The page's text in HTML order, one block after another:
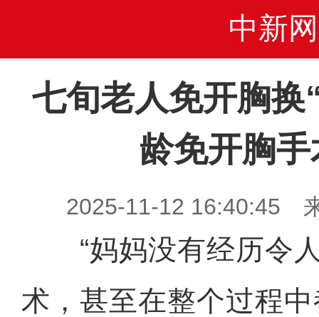
中新网
七旬老人免开胸换
龄免开胸
2025-11-12 16:40:45
“妈妈没有经历令人
术，甚至在整个过程